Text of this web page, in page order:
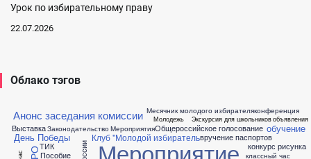
Урок по избирательному праву
22.07.2026
Облако тэгов
Анонс заседания комиссии
Выставка
День Победы
Законодательство
Клуб "Молодой избиратель
Мероприятие
Мероприятия
Месячник молодого избирателя
Молодежь
Общероссийское голосование
Пособие
ТИК
Экскурсия для школьников
вручение паспортов
классный час
конкурс рисунка
конференция
обучение
объявления